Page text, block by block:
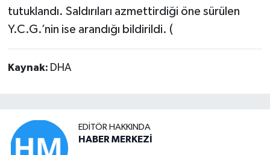
tutuklandı. Saldırıları azmettirdiği öne sürülen
Y.C.G.’nin ise arandığı bildirildi. (
Kaynak: DHA
EDITÖR HAKKINDA
HABER MERKEZİ